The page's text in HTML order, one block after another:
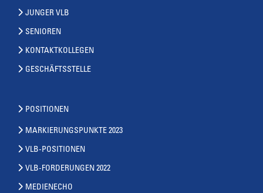
JUNGER VLB
SENIOREN
KONTAKTKOLLEGEN
GESCHÄFTSSTELLE
POSITIONEN
MARKIERUNGSPUNKTE 2023
VLB-POSITIONEN
VLB-FORDERUNGEN 2022
MEDIENECHO